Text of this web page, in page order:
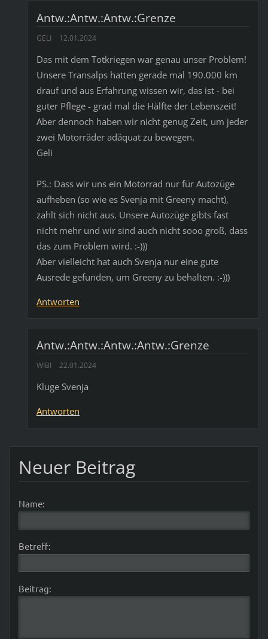
Antw.:Antw.:Antw.:Grenze
GELI 12.01.2024
Das mit dem Totkriegen war genau unser Problem!
Unsere Transalps hatten gerade mal 190.000 km
drauf und aus Erfahrung wissen wir, das ist - bei
guter Pflege - grad mal die Hälfte der Lebenszeit!
Aber dennoch haben wir nicht genug Zeit, um jeder
zwei Motorräder adäquat zu bewegen.
Geli
PS.: Dass wir uns ein Motorrad nur für Autozüge
aufheben (so wie es Svenja mit Greeny macht),
zahlt sich nicht aus. Unsere Autozüge gibts fast
nicht mehr und wir sind auch nicht sooo groß, dass
das zum Problem wird. :-)))
Aber vielleicht hat auch Svenja nur eine gute
Ausrede gefunden, um Greeny zu behalten. :-)))
Antworten
Antw.:Antw.:Antw.:Antw.:Grenze
WIBI 22.01.2024
Kluge Svenja
Antworten
Neuer Beitrag
Name:
Betreff:
Beitrag: